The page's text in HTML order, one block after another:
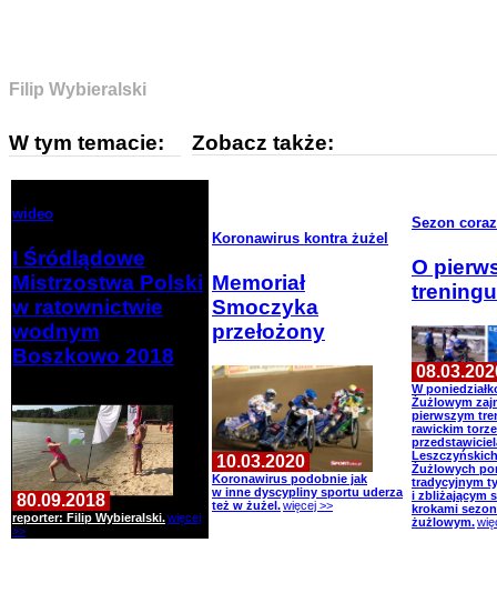
Filip Wybieralski
W tym temacie: Zobacz także:
wideo
I Śródlądowe
Mistrzostwa Polski
w ratownictwie
wodnym
Boszkowo 2018
80.09.2018
reporter: Filip Wybieralski.więcej
>>
Koronawirus kontra żużel
Memoriał
Smoczyka
przełożony
10.03.2020
Koronawirus podobnie jak
w inne dyscypliny sportu uderza
też w żużel.więcej >>
Sezon
O
W
Żużlowym
pierwszym
rawickim
Żużlowych
tradycyjnym
i zbliżającym
krokami
żużlowym.